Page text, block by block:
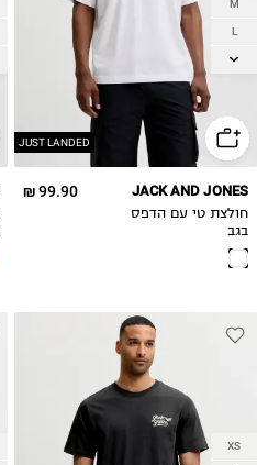
JUST LANDED
M
L
XL
99.90 ₪ JACK AND JONES
חולצת טי עם הדפס
בגב
XS